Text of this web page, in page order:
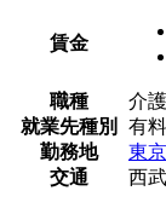
賃金
職種
介
就業先種別
有
勤務地
東
交通
西